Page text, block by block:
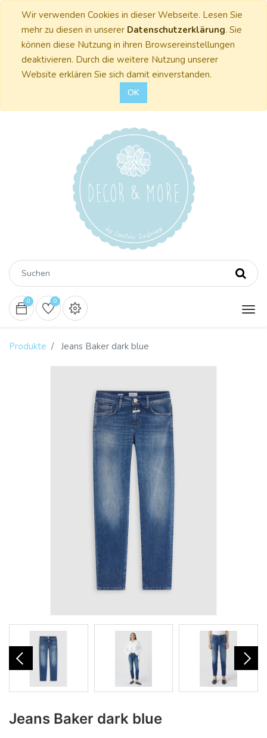
Wir verwenden Cookies in dieser Webseite. Lesen Sie
mehr zu diesen in unserer Datenschutzerklärung. Sie
können diese Nutzung in ihren Browsereinstellungen
deaktivieren. Durch die weitere Nutzung unserer
Website erklären Sie sich damit einverstanden.
OK
0 0
Produkte Jeans Baker dark blue
Jeans Baker dark blue